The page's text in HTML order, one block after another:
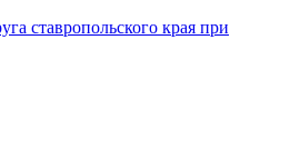
ставропольского края при